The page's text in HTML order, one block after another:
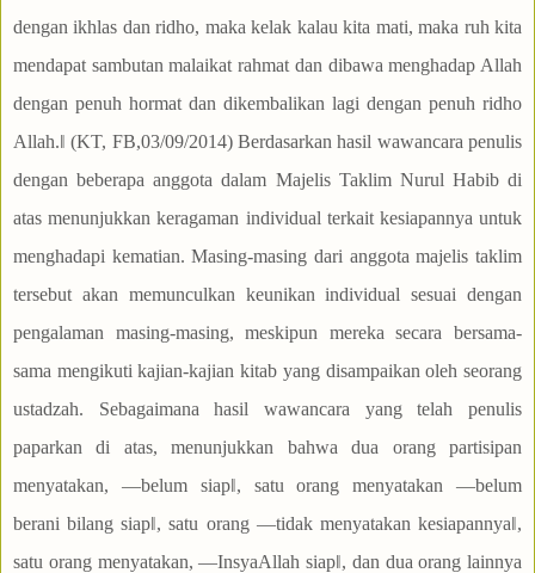
dengan ikhlas dan ridho, maka kelak kalau kita mati, maka ruh kita
mendapat sambutan malaikat rahmat dan dibawa menghadap Allah
dengan penuh hormat dan dikembalikan lagi dengan penuh ridho
Allah.‖ (KT, FB,03/09/2014) Berdasarkan hasil wawancara penulis
dengan beberapa anggota dalam Majelis Taklim Nurul Habib di
atas menunjukkan keragaman individual terkait kesiapannya untuk
menghadapi kematian. Masing-masing dari anggota majelis taklim
tersebut akan memunculkan keunikan individual sesuai dengan
pengalaman masing-masing, meskipun mereka secara bersama-
sama mengikuti kajian-kajian kitab yang disampaikan oleh seorang
ustadzah. Sebagaimana hasil wawancara yang telah penulis
paparkan di atas, menunjukkan bahwa dua orang partisipan
menyatakan, ―belum siap‖, satu orang menyatakan ―belum
berani bilang siap‖, satu orang ―tidak menyatakan kesiapannya‖,
satu orang menyatakan, ―InsyaAllah siap‖, dan dua orang lainnya